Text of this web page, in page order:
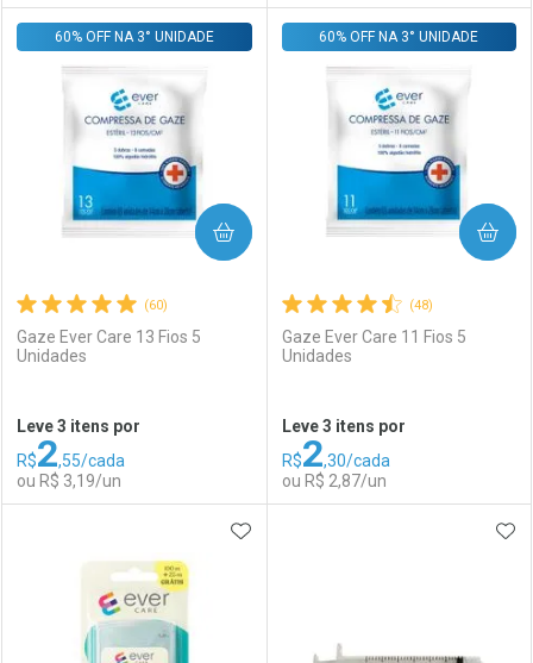
FECHAR
Laboratório
Comprar sem Desconto
Por R$ 22,30/cada
FECHAR
Por Menos
Comprar sem Desconto
Por R$ 22,30/cada
Laboratório
Comprar sem Desconto
Por R$ 79,11/cada
Por Menos
Comprar sem Desconto
Por R$ 79,11/cada
(60)
Gaze Ever Care 13 Fios 5
Unidades
60% OFF NA 3° UNIDADE
Leve 3 itens por
R$2,55/cada
ou R$ 3,19/un
COMPRAR
Laboratório
Por Menos
(48)
Gaze Ever Care 11 Fios 5
Unidades
60% OFF NA 3° UNIDADE
Leve 3 itens por
R$2,30/cada
ou R$ 2,87/un
COMPRAR
ADICIONAR AOS FAVORITOS